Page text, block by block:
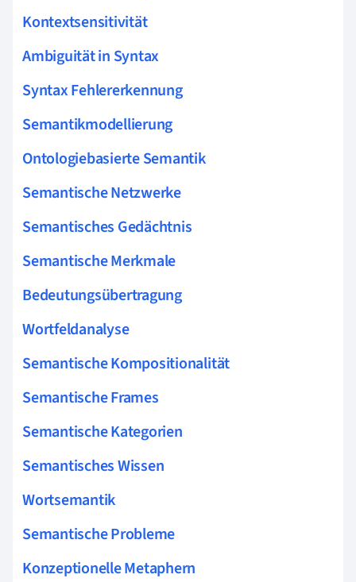
Kontextsensitivität
Ambiguität in Syntax
Syntax Fehlererkennung
Semantikmodellierung
Ontologiebasierte Semantik
Semantische Netzwerke
Semantisches Gedächtnis
Semantische Merkmale
Bedeutungsübertragung
Wortfeldanalyse
Semantische Kompositionalität
Semantische Frames
Semantische Kategorien
Semantisches Wissen
Wortsemantik
Semantische Probleme
Konzeptionelle Metaphern